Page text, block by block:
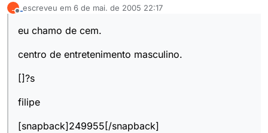
_ escreveu em 6 de mai. de 2005 22:17
última edição por
eu chamo de cem.
centro de entretenimento masculino.
[]?s
filipe
[snapback]249955[/snapback]